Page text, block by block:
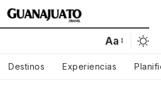
Aa
Destinos Experiencias